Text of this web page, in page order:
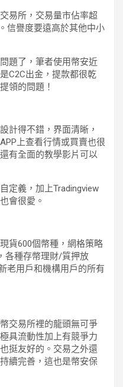
易所，交易量市佔率超
信譽度要遠高於其他中小
題了，筆者使用幣安近
C2C出金，提款都很乾
領的問題！
計得不錯，界面清晰，
上查看行情或買賣也很
有全面的教學影片可以
定義，加上Tradingview
會很愛。
貨600個幣種，網格策略
各種存幣理財/質押放
老用戶和機構用戶的所有
交易所裡的龍頭無可爭
具流動性加上有競爭力
挺友好的。交易之外還
續完善，這也是幣安保